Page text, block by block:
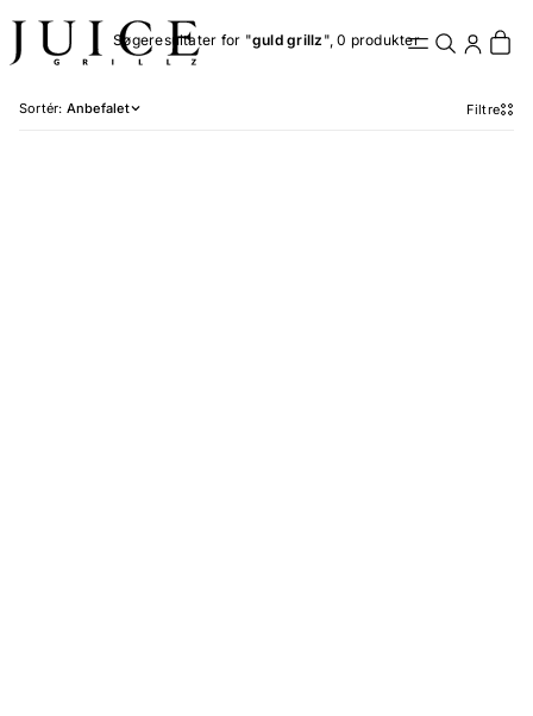
Søgeresultater for "guld grillz ", 0 produkter
Sortér: Anbefalet Filtre